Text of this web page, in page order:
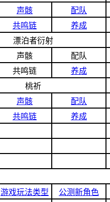
声骸 配队
共鸣链 养成
漂泊者衍射
声骸 配队
共鸣链 养成
桃祈
声骸 配队
共鸣链 养成
游戏玩法类型 公测新角色